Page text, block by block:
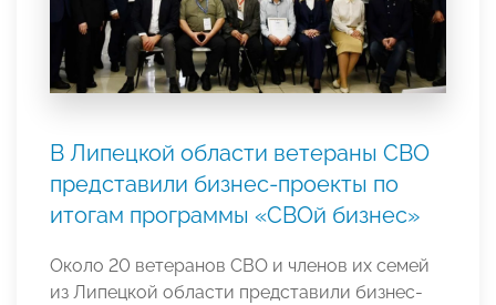
В Липецкой области ветераны СВО
представили бизнес-проекты по
итогам программы «СВОй бизнес»
Около 20 ветеранов СВО и членов их семей
из Липецкой области представили бизнес-